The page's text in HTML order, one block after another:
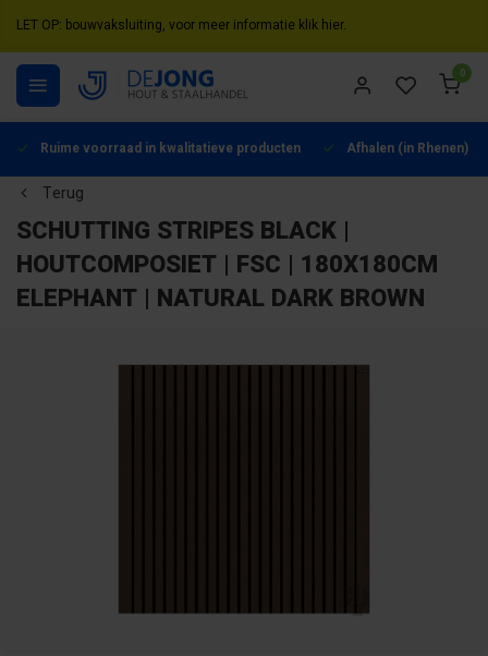
LET OP: bouwvaksluiting, voor meer informatie klik hier.
0
Ruime voorraad in kwalitatieve producten Afhalen (in Rhenen)
Terug
SCHUTTING STRIPES BLACK |
HOUTCOMPOSIET | FSC | 180X180CM
ELEPHANT | NATURAL DARK BROWN